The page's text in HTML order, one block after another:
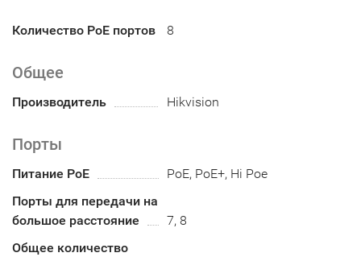
Количество PoE портов 8
Общее
Производитель Hikvision
Порты
Питание PoE
PoE, PoE+, Hi Poe
Порты для передачи на
большое расстояние
7, 8
Общее количество